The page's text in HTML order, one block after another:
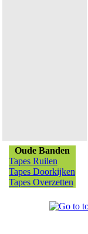
Oude Banden
Tapes Ruilen
Tapes Doorkijken
Tapes Overzetten